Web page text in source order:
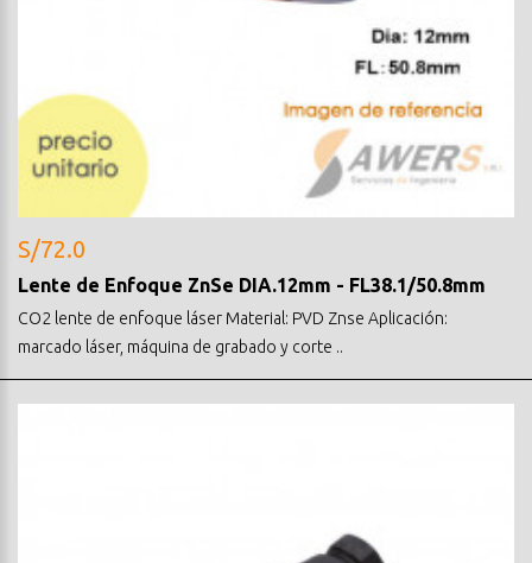
S/72.0
Lente de Enfoque ZnSe DIA.12mm - FL38.1/50.8mm
CO2 lente de enfoque láser Material: PVD Znse Aplicación:
marcado láser, máquina de grabado y corte ..